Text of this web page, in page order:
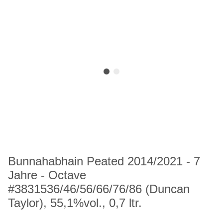
Bunnahabhain Peated 2014/2021 - 7
Jahre - Octave
#3831536/46/56/66/76/86 (Duncan
Taylor), 55,1%vol., 0,7 ltr.